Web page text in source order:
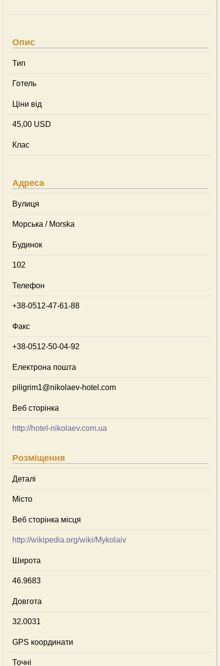
Опис
Тип
Готель
Ціни від
45,00 USD
Клас
Адреса
Вулиця
Морська / Morska
Будинок
102
Телефон
+38-0512-47-61-88
Факс
+38-0512-50-04-92
Електрона пошта
piligrim1@nikolaev-hotel.com
Веб сторінка
http://hotel-nikolaev.com.ua
Розміщення
Деталі
Місто
Веб сторінка місця
http://wikipedia.org/wiki/Mykolaiv
Широта
46.9683
Довгота
32.0031
GPS координати
Точні